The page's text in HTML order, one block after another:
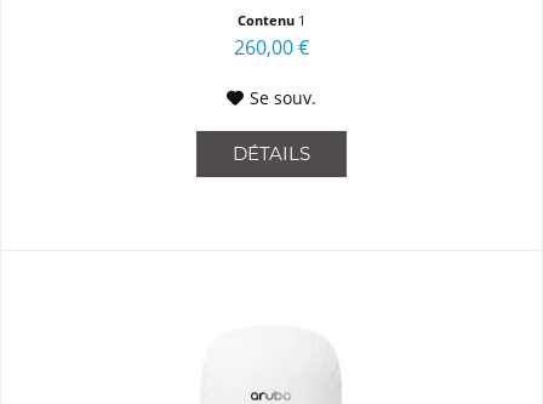
Contenu 1
260,00 €
Se souv.
DÉTAILS